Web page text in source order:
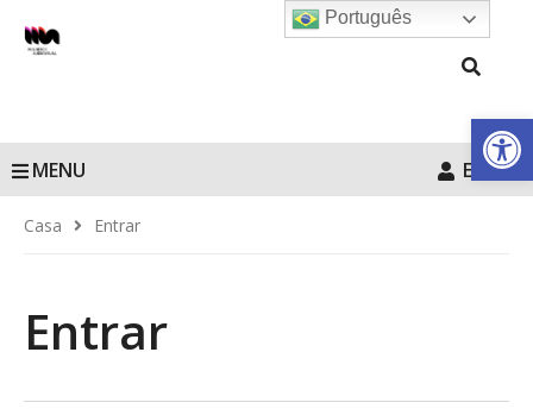
Barra de
MENU Entrar
Casa Entrar
Entrar
Português